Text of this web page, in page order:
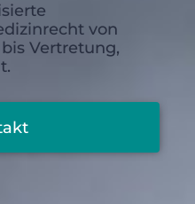
von
Vertretung,